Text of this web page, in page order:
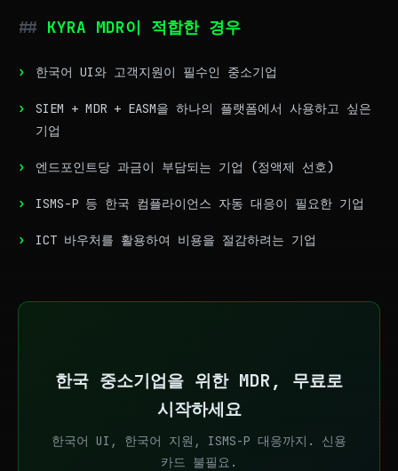
KYRA MDR이 적합한 경우
한국어 UI와 고객지원이 필수인 중소기업
SIEM + MDR + EASM을 하나의 플랫폼에서 사용하고 싶은
기업
엔드포인트당 과금이 부담되는 기업 (정액제 선호)
ISMS-P 등 한국 컴플라이언스 자동 대응이 필요한 기업
ICT 바우처를 활용하여 비용을 절감하려는 기업
한국 중소기업을 위한 MDR, 무료로
시작하세요
한국어 UI, 한국어 지원, ISMS-P 대응까지. 신용
카드 불필요.